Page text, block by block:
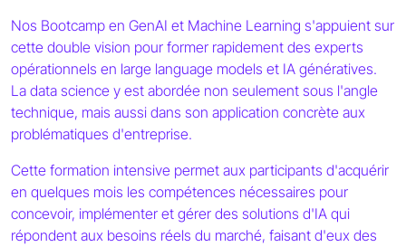
Nos Bootcamp en GenAI et Machine Learning s'appuient sur
cette double vision pour former rapidement des experts
opérationnels en large language models et IA génératives.
La data science y est abordée non seulement sous l'angle
technique, mais aussi dans son application concrète aux
problématiques d'entreprise.
Cette formation intensive permet aux participants d'acquérir
en quelques mois les compétences nécessaires pour
concevoir, implémenter et gérer des solutions d'IA qui
répondent aux besoins réels du marché, faisant d'eux des